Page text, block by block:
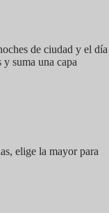
de ciudad y el día
suma una capa
elige la mayor para